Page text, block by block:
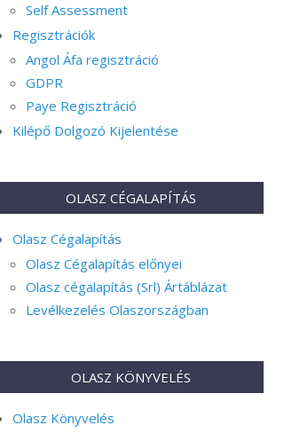
Self Assessment
Regisztrációk
Angol Áfa regisztráció
GDPR
Paye Regisztráció
Kilépő Dolgozó Kijelentése
OLASZ CÉGALAPÍTÁS
Olasz Cégalapítás
Olasz Cégalapítás előnyei
Olasz cégalapítás (Srl) Ártáblázat
Levélkezelés Olaszországban
OLASZ KÖNYVELÉS
Olasz Könyvelés